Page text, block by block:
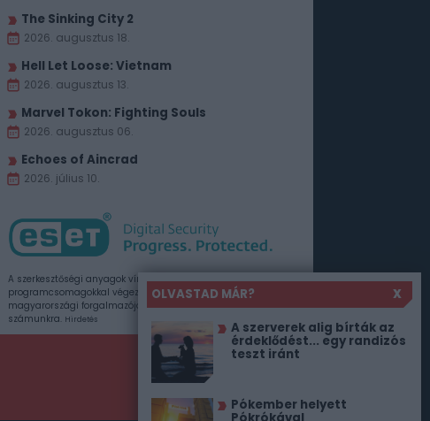
OLVASTAD MÁR?
X
A szerverek alig bírták az
érdeklődést... egy randizós
teszt iránt
Pókember helyett
The Sinking City 2
2026. augusztus 18.
Hell Let Loose: Vietnam
2026. augusztus 13.
Marvel Tokon: Fighting Souls
2026. augusztus 06.
Echoes of Aincrad
2026. július 10.
A szerkesztőségi anyagok vírusellenőrzését az ESET
programcsomagokkal végezzük, amelyet a szoftver
magyarországi forgalmazója, a Sicontact Kft. biztosít
számunkra. Hirdetés